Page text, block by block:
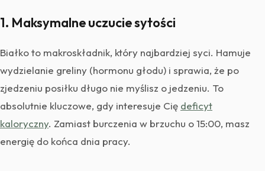
1. Maksymalne uczucie sytości
Białko to makroskładnik, który najbardziej syci. Hamuje
wydzielanie greliny (hormonu głodu) i sprawia, że po
zjedzeniu posiłku długo nie myślisz o jedzeniu. To
absolutnie kluczowe, gdy interesuje Cię deficyt
kaloryczny. Zamiast burczenia w brzuchu o 15:00, masz
energię do końca dnia pracy.